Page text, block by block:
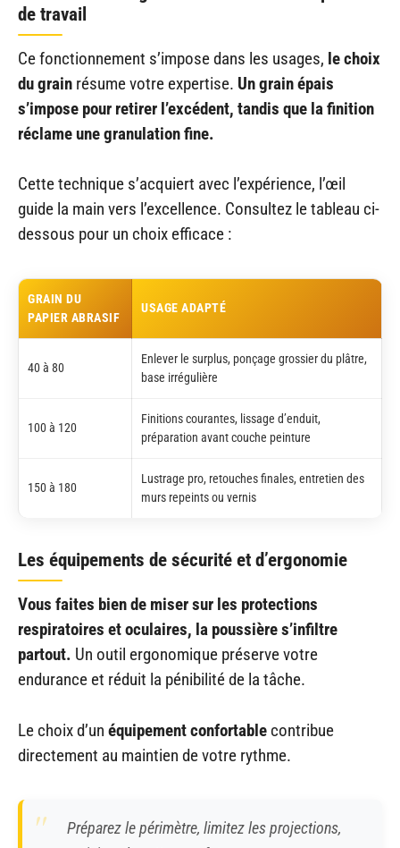
de travail
Ce fonctionnement s’impose dans les usages, le choix
du grain résume votre expertise. Un grain épais
s’impose pour retirer l’excédent, tandis que la finition
réclame une granulation fine.
Cette technique s’acquiert avec l’expérience, l’œil
guide la main vers l’excellence. Consultez le tableau ci-
dessous pour un choix efficace :
GRAIN DU
PAPIER ABRASIF
USAGE ADAPTÉ
40 à 80
Enlever le surplus, ponçage grossier du plâtre,
base irrégulière
100 à 120
Finitions courantes, lissage d’enduit,
préparation avant couche peinture
150 à 180
Lustrage pro, retouches finales, entretien des
murs repeints ou vernis
Les équipements de sécurité et d’ergonomie
Vous faites bien de miser sur les protections
respiratoires et oculaires, la poussière s’infiltre
partout. Un outil ergonomique préserve votre
endurance et réduit la pénibilité de la tâche.
Le choix d’un équipement confortable contribue
directement au maintien de votre rythme.
Préparez le périmètre, limitez les projections,